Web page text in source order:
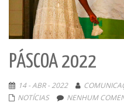
PÁSCOA 2022
14 - ABR - 2022
NOTÍCIAS
NENHUM